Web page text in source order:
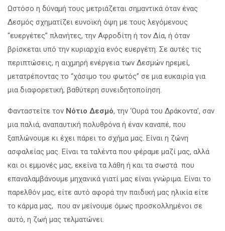
Ωστόσο η δύναμή τους μετριάζεται σημαντικά όταν ένας
Δεσμός σχηματίζει ευνοϊκή όψη με τους λεγόμενους
“ευεργέτες” πλανήτες, την Αφροδίτη ή τον Δία, ή όταν
βρίσκεται υπό την κυριαρχία ενός ευεργέτη. Σε αυτές τις
περιπτώσεις, η αιχμηρή ενέργεια των Δεσμών ηρεμεί,
μετατρέποντας το “χάσιμο του φωτός” σε μια ευκαιρία για
μια διαφορετική, βαθύτερη συνειδητοποίηση.
Φανταστείτε τον Νότιο Δεσμό, την ‘Ουρά του Δράκοντα’, σαν
μια παλιά, αναπαυτική πολυθρόνα ή έναν καναπέ, που
ξαπλώνουμε κι έχει πάρει το σχήμα μας. Είναι η ζώνη
ασφαλείας μας. Είναι τα ταλέντα που φέραμε μαζί μας, αλλά
και οι εμμονές μας, εκείνα τα λάθη ή και τα σωστά που
επαναλαμβάνουμε μηχανικά γιατί μας είναι γνώριμα. Είναι το
παρελθόν μας, είτε αυτό αφορά την παιδική μας ηλικία είτε
το κάρμα μας, που αν μείνουμε όμως προσκολλημένοι σε
αυτό, η ζωή μας τελματώνει.